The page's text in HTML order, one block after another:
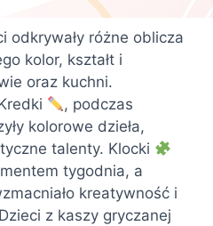
odkrywały różne oblicza
kolor, kształt i
oraz kuchni.
, podczas
kolorowe dzieła,
talenty. Klocki
tygodnia, a
kreatywność i
z kaszy gryczanej